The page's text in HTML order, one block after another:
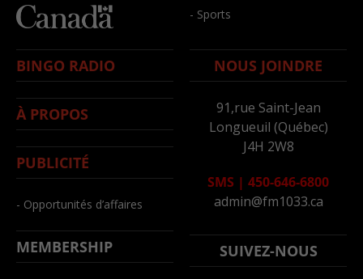
- Sports
BINGO RADIO
À PROPOS
PUBLICITÉ
- Opportunités d’affaires
MEMBERSHIP
NOUS JOINDRE
91,rue Saint-Jean
Longueuil (Québec)
J4H 2W8
SMS | 450-646-6800
admin@fm1033.ca
SUIVEZ-NOUS